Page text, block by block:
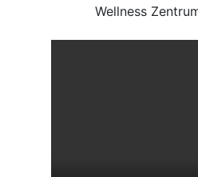
Wellness